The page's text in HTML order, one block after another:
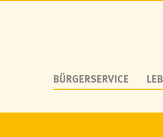
BÜRGERSERVICE